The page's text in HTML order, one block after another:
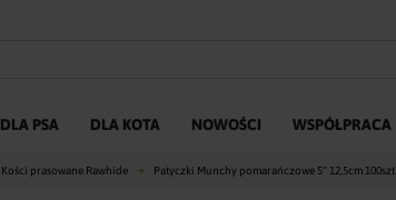
DLA PSA DLA KOTA NOWOŚCI WSPÓŁPRACA
Kości prasowane Rawhide Patyczki Munchy pomarańczowe 5" 12,5cm 100szt.